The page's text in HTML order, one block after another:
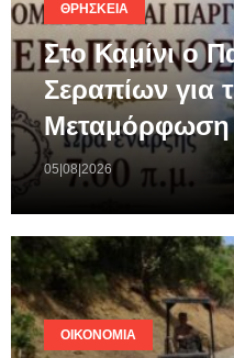
ΘΡΗΣΚΕΊΑ
Στο Καμίνι ο
Σεραπίων για
Μεταμόρφωση
05|08|2026
ΟΙΚΟΝΟΜΊΑ